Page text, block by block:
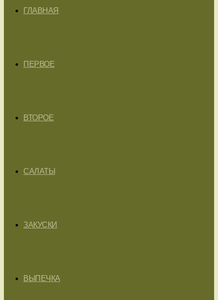
ГЛАВНАЯ
ПЕРВОЕ
ВТОРОЕ
САЛАТЫ
ЗАКУСКИ
ВЫПЕЧКА